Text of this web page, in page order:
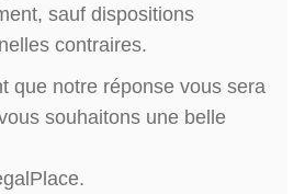
sauf dispositions
contraires.
que notre réponse vous sera
souhaitons une belle